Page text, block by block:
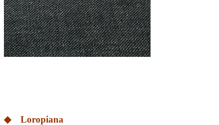
◆ Loropiana